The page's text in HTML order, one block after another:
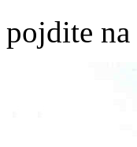
pojdite na